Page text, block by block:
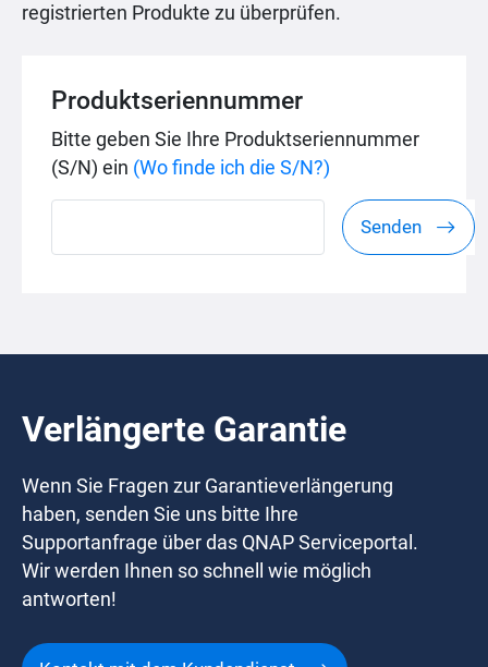
registrierten Produkte zu überprüfen.
Produktseriennummer
Bitte geben Sie Ihre Produktseriennummer
(S/N) ein (Wo finde ich die S/N?)
Senden
Verlängerte Garantie
Wenn Sie Fragen zur Garantieverlängerung
haben, senden Sie uns bitte Ihre
Supportanfrage über das QNAP Serviceportal.
Wir werden Ihnen so schnell wie möglich
antworten!